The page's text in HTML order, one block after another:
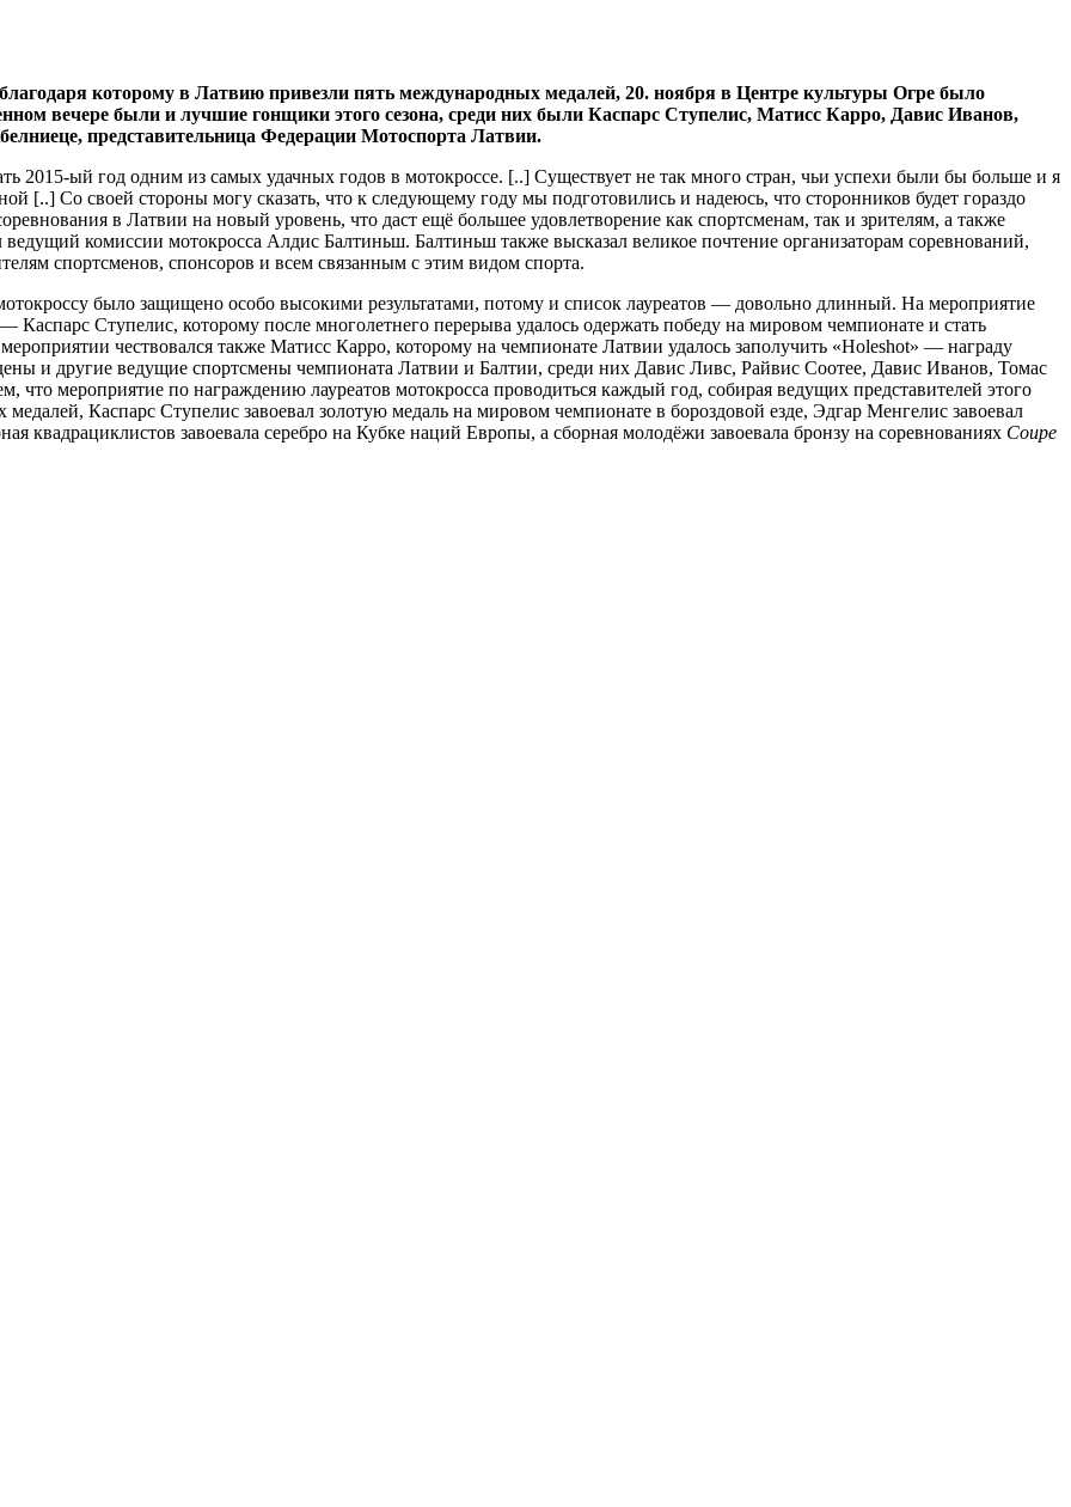
благодаря которому в Латвию привезли пять международных медалей, 20. ноября в Центре культуры Огре было
вечере были и лучшие гонщики этого сезона, среди них были Каспарс Ступелис, Матисс Карро, Давис Иванов,
представительница Федерации Мотоспорта Латвии.
2015-ый год одним из самых удачных годов в мотокроссе. [..] Существует не так много стран, чьи успехи были бы больше и я
[..] Со своей стороны могу сказать, что к следующему году мы подготовились и надеюсь, что сторонников будет гораздо
в Латвии на новый уровень, что даст ещё большее удовлетворение как спортсменам, так и зрителям, а также
комиссии мотокросса Алдис Балтиньш. Балтиньш также высказал великое почтение организаторам соревнований,
спортсменов, спонсоров и всем связанным с этим видом спорта.
было защищено особо высокими результатами, потому и список лауреатов — довольно длинный. На мероприятие
Ступелис, которому после многолетнего перерыва удалось одержать победу на мировом чемпионате и стать
чествовался также Матисс Карро, которому на чемпионате Латвии удалось заполучить «Holeshot» — награду
и другие ведущие спортсмены чемпионата Латвии и Балтии, среди них Давис Ливс, Райвис Соотее, Давис Иванов, Томас
мероприятие по награждению лауреатов мотокросса проводиться каждый год, собирая ведущих представителей этого
Каспарс Ступелис завоевал золотую медаль на мировом чемпионате в бороздовой езде, Эдгар Менгелис завоевал
квадрациклистов завоевала серебро на Кубке наций Европы, а сборная молодёжи завоевала бронзу на соревнованиях Coupe